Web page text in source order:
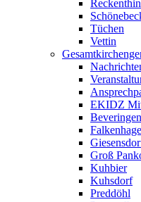
Reckenthin
Tüchen
Vettin
EKIDZ
Beveringen
Groß
Kuhbier
Kuhsdorf
Preddöhl